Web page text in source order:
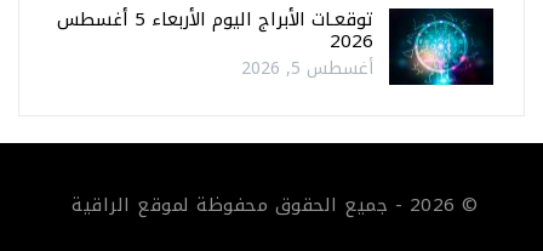
توقعـات الأبراج اليوم الأربعاء 5 أغسطس
2026
أغسطس 5, 2026
© 2026 - جميع الحقوق محفوظة لموقع الراقية